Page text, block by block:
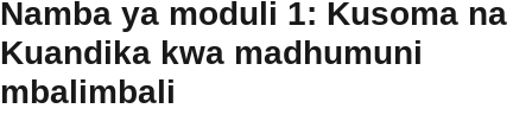
Namba ya moduli 1: Kusoma na
Kuandika kwa madhumuni
mbalimbali